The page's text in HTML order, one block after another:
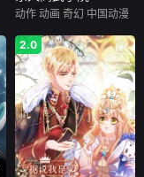
动作 动画 奇幻 中国动漫
2.0